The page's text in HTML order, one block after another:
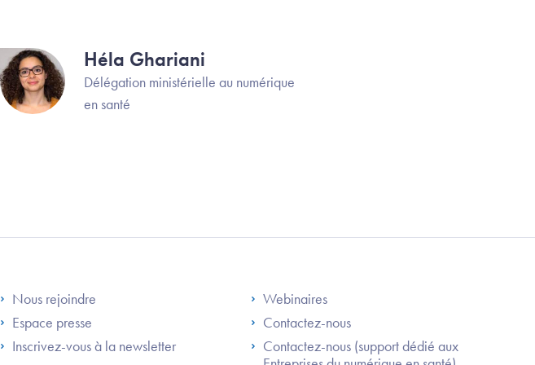
Image Héla Ghariani
Délégation ministérielle au numérique
en santé
Footer Left ANS
Nous rejoindre
Espace presse
Inscrivez-vous à la newsletter
Footer Right ANS
Webinaires
Contactez-nous
Contactez-nous (support dédié aux